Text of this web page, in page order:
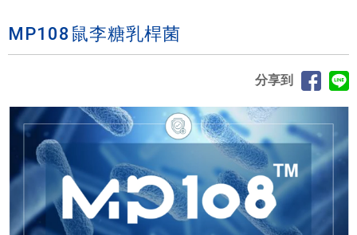
MP108鼠李糖乳桿菌
分享到